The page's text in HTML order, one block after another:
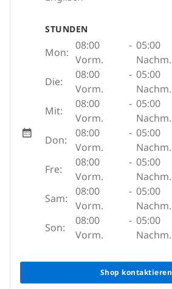
STUNDEN
Mon:
08:00
Vorm.
- 05:00
Nachm.
Die:
08:00
Vorm.
- 05:00
Nachm.
Mit:
08:00
Vorm.
- 05:00
Nachm.
Don:
08:00
Vorm.
- 05:00
Nachm.
Fre:
08:00
Vorm.
- 05:00
Nachm.
Sam:
08:00
Vorm.
- 05:00
Nachm.
Son:
08:00
Vorm.
- 05:00
Nachm.
Shop kontaktieren